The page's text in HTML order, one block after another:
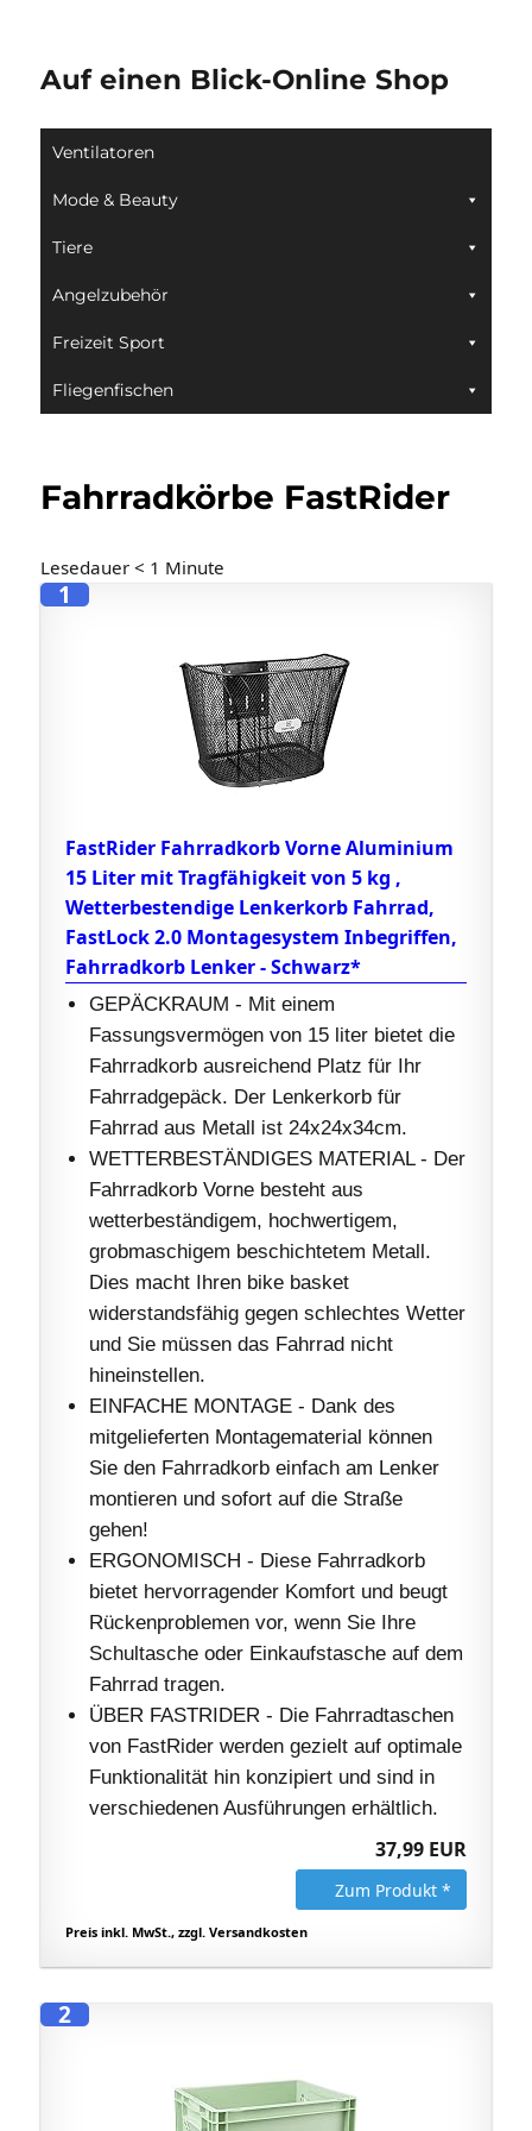
Auf einen Blick-Online Shop
Ventilatoren
Mode & Beauty
Tiere
Angelzubehör
Freizeit Sport
Fliegenfischen
Fahrradkörbe FastRider
Lesedauer < 1 Minute
1
FastRider Fahrradkorb Vorne Aluminium
15 Liter mit Tragfähigkeit von 5 kg ,
Wetterbestendige Lenkerkorb Fahrrad,
FastLock 2.0 Montagesystem Inbegriffen,
Fahrradkorb Lenker - Schwarz*
GEPÄCKRAUM - Mit einem
Fassungsvermögen von 15 liter bietet die
Fahrradkorb ausreichend Platz für Ihr
Fahrradgepäck. Der Lenkerkorb für
Fahrrad aus Metall ist 24x24x34cm.
WETTERBESTÄNDIGES MATERIAL - Der
Fahrradkorb Vorne besteht aus
wetterbeständigem, hochwertigem,
grobmaschigem beschichtetem Metall.
Dies macht Ihren bike basket
widerstandsfähig gegen schlechtes Wetter
und Sie müssen das Fahrrad nicht
hineinstellen.
EINFACHE MONTAGE - Dank des
mitgelieferten Montagematerial können
Sie den Fahrradkorb einfach am Lenker
montieren und sofort auf die Straße
gehen!
ERGONOMISCH - Diese Fahrradkorb
bietet hervorragender Komfort und beugt
Rückenproblemen vor, wenn Sie Ihre
Schultasche oder Einkaufstasche auf dem
Fahrrad tragen.
ÜBER FASTRIDER - Die Fahrradtaschen
von FastRider werden gezielt auf optimale
Funktionalität hin konzipiert und sind in
verschiedenen Ausführungen erhältlich.
37,99 EUR
Zum Produkt *
Preis inkl. MwSt., zzgl. Versandkosten
2